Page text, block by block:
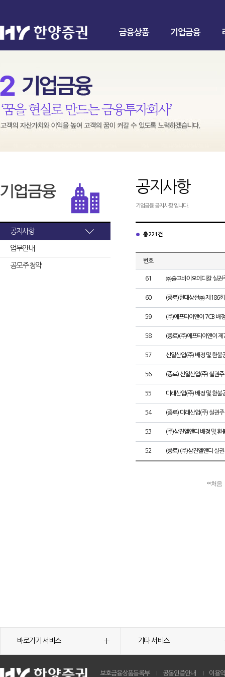
금융상품 기업금융
공지사항
업무안내
공모주 청약
공지사항
기업금융 공지사항 입니다.
총 221건
번호
61 ㈜솔고바이오메디칼 실권
60 (종료)현대상선㈜ 제186
59 (주)에프티이앤이 7CB 배
58 (종료)(주)에프티이앤이
57 신일산업(주) 배정 및 환불
56 (종료) 신일산업(주) 실권
55 미래산업(주) 배정 및 환불
54 (종료) 미래산업(주) 실권
53 (주)삼진엘앤디 배정 및 환
52 (종료) (주)삼진엘앤디 실
처음
바로가기 서비스 기타 서비스
보호금융상품등록부 공동인증안내 이용